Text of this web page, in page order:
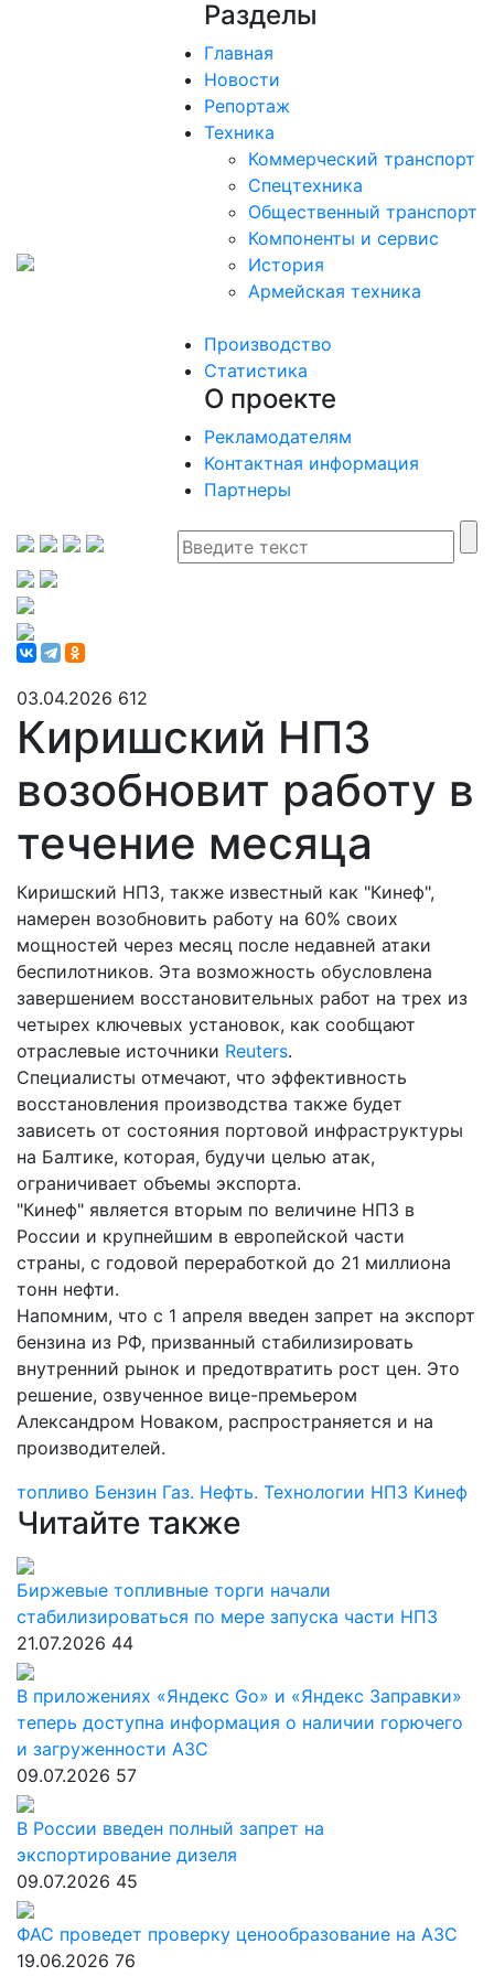
Разделы
Главная
Новости
Репортаж
Техника
Коммерческий транспорт
Спецтехника
Общественный транспорт
Компоненты и сервис
История
Армейская техника
Производство
Статистика
О проекте
Рекламодателям
Контактная информация
Партнеры
03.04.2026 612
Киришский НПЗ
возобновит работу в
течение месяца
Киришский НПЗ, также известный как "Кинеф",
намерен возобновить работу на 60% своих
мощностей через месяц после недавней атаки
беспилотников. Эта возможность обусловлена
завершением восстановительных работ на трех из
четырех ключевых установок, как сообщают
отраслевые источники Reuters.
Специалисты отмечают, что эффективность
восстановления производства также будет
зависеть от состояния портовой инфраструктуры
на Балтике, которая, будучи целью атак,
ограничивает объемы экспорта.
"Кинеф" является вторым по величине НПЗ в
России и крупнейшим в европейской части
страны, с годовой переработкой до 21 миллиона
тонн нефти.
Напомним, что с 1 апреля введен запрет на экспорт
бензина из РФ, призванный стабилизировать
внутренний рынок и предотвратить рост цен. Это
решение, озвученное вице-премьером
Александром Новаком, распространяется и на
производителей.
топливо Бензин Газ. Нефть. Технологии НПЗ Кинеф
Читайте также
Биржевые топливные торги начали
стабилизироваться по мере запуска части НПЗ
21.07.2026 44
В приложениях «Яндекс Go» и «Яндекс Заправки»
теперь доступна информация о наличии горючего
и загруженности АЗС
09.07.2026 57
В России введен полный запрет на
экспортирование дизеля
09.07.2026 45
ФАС проведет проверку ценообразование на АЗС
19.06.2026 76